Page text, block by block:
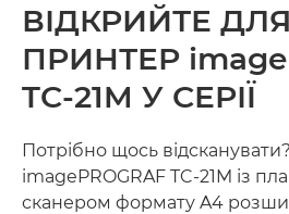
ВІДКРИЙТЕ
ПРИНТЕР
TC-21M У СЕРІЇ
Потрібно щось
imagePROGRAF TC-21M із
сканером формату A4